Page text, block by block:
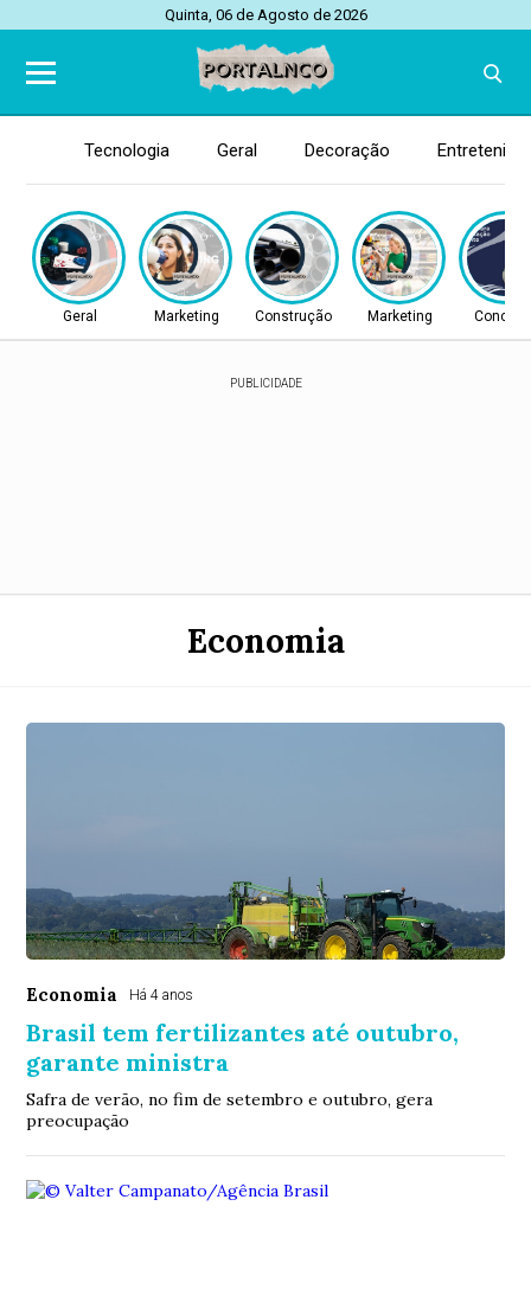
Quinta, 06 de Agosto de 2026
Tecnologia Geral Decoração
Geral Marketing Construção Marketing
PUBLICIDADE
Economia
Economia Há 4 anos
Brasil tem fertilizantes até outubro,
garante ministra
Safra de verão, no fim de setembro e outubro, gera
preocupação